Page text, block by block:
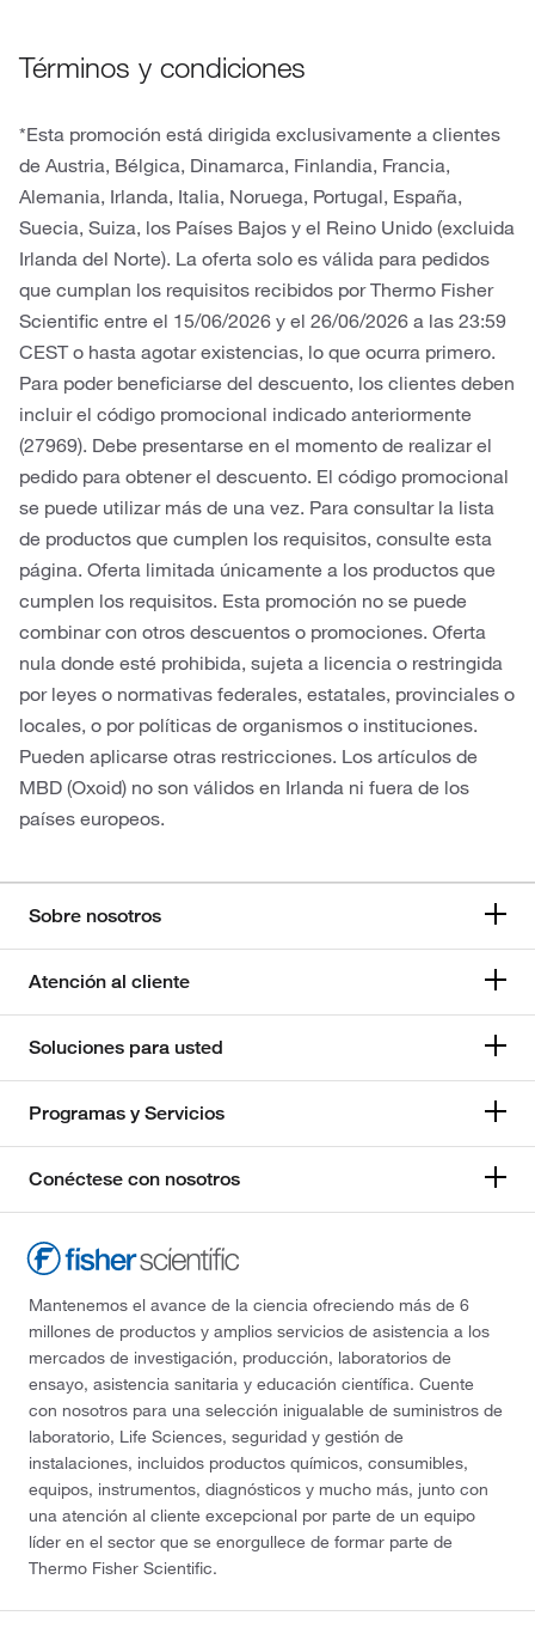
Términos y condiciones
*Esta promoción está dirigida exclusivamente a clientes
de Austria, Bélgica, Dinamarca, Finlandia, Francia,
Alemania, Irlanda, Italia, Noruega, Portugal, España,
Suecia, Suiza, los Países Bajos y el Reino Unido (excluida
Irlanda del Norte). La oferta solo es válida para pedidos
que cumplan los requisitos recibidos por Thermo Fisher
Scientific entre el 15/06/2026 y el 26/06/2026 a las 23:59
CEST o hasta agotar existencias, lo que ocurra primero.
Para poder beneficiarse del descuento, los clientes deben
incluir el código promocional indicado anteriormente
(27969). Debe presentarse en el momento de realizar el
pedido para obtener el descuento. El código promocional
se puede utilizar más de una vez. Para consultar la lista
de productos que cumplen los requisitos, consulte esta
página. Oferta limitada únicamente a los productos que
cumplen los requisitos. Esta promoción no se puede
combinar con otros descuentos o promociones. Oferta
nula donde esté prohibida, sujeta a licencia o restringida
por leyes o normativas federales, estatales, provinciales o
locales, o por políticas de organismos o instituciones.
Pueden aplicarse otras restricciones. Los artículos de
MBD (Oxoid) no son válidos en Irlanda ni fuera de los
países europeos.
Sobre nosotros
Atención al cliente
Soluciones para usted
Programas y Servicios
Conéctese con nosotros
Mantenemos el avance de la ciencia ofreciendo más de 6
millones de productos y amplios servicios de asistencia a los
mercados de investigación, producción, laboratorios de
ensayo, asistencia sanitaria y educación científica. Cuente
con nosotros para una selección inigualable de suministros de
laboratorio, Life Sciences, seguridad y gestión de
instalaciones, incluidos productos químicos, consumibles,
equipos, instrumentos, diagnósticos y mucho más, junto con
una atención al cliente excepcional por parte de un equipo
líder en el sector que se enorgullece de formar parte de
Thermo Fisher Scientific.